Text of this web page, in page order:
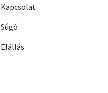
Kapcsolat
Súgó
Elállás